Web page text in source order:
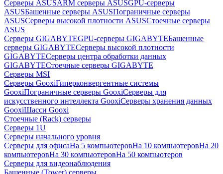
Серверы ASUSARM серверы ASUSGPU-серверы
ASUSБашенные серверы ASUSПограничные серверы
ASUSСерверы высокой плотности ASUSСтоечные серверы
ASUS
Серверы GIGABYTEGPU-серверы GIGABYTEБашенные
серверы GIGABYTEСерверы высокой плотности
GIGABYTEСерверы центра обработки данных
GIGABYTEСтоечные серверы GIGABYTE
Серверы MSI
Серверы GooxiГиперконвергентные системы
GooxiПограничные серверы GooxiСерверы для
искусственного интеллекта GooxiСерверы хранения данных
GooxiШасси Gooxi
Стоечные (Rack) серверы
Серверы 1U
Серверы начального уровня
Серверы для офисаНа 5 компьютеровНа 10 компьютеровНа 20
компьютеровНа 30 компьютеровНа 50 компьютеров
Серверы для видеонаблюдения
Башенные (Tower) серверы